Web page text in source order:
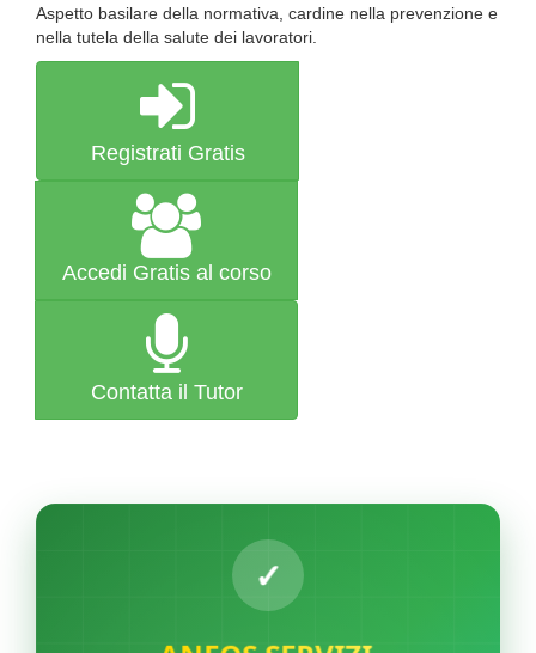
Aspetto basilare della normativa, cardine nella prevenzione e
nella tutela della salute dei lavoratori.
Registrati Gratis
Accedi Gratis al corso
Contatta il Tutor